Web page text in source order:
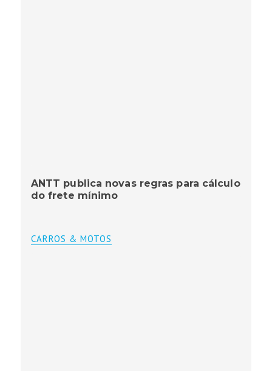
ANTT publica novas regras para cálculo
do frete mínimo
CARROS & MOTOS